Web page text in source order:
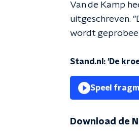
Van de Kamp
uitgeschreven.
wordt
Stand.nl: 'De
Speel
Download de